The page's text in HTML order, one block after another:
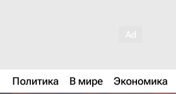
Политика В мире Экономика